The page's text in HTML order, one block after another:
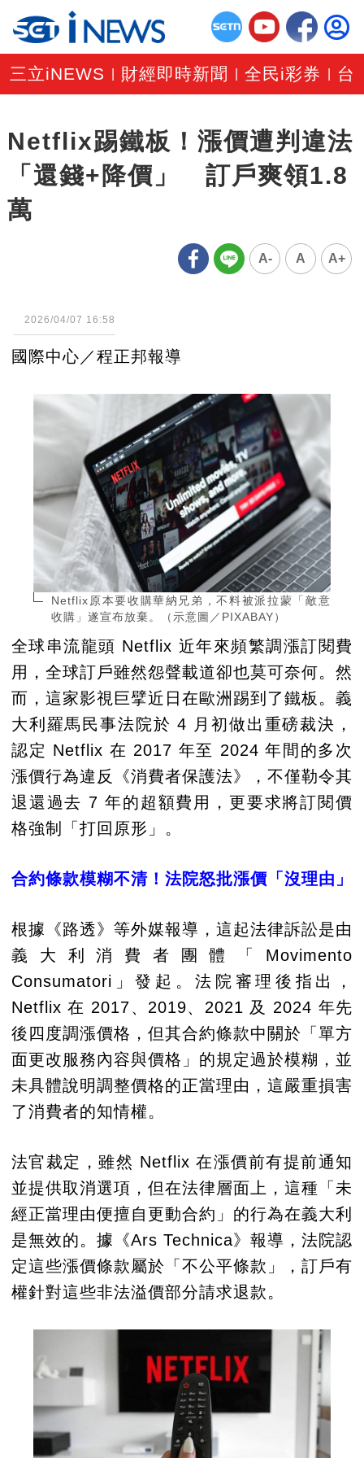
三立iNEWS 財經即時新聞 |全民i彩券 台
Netflix踢鐵板！漲價遭判違法
「還錢+降價」 訂戶爽領1.8
萬
A- A A+
2026/04/07 16:58
國際中心／程正邦報導
Netflix原本要收購華納兄弟，不料被派拉蒙「敵意
收購」遂宣布放棄。（示意圖／PIXABAY）
全球串流龍頭 Netflix 近年來頻繁調漲訂閱費
用，全球訂戶雖然怨聲載道卻也莫可奈何。然
而，這家影視巨擘近日在歐洲踢到了鐵板。義
大利羅馬民事法院於 4 月初做出重磅裁決，
認定 Netflix 在 2017 年至 2024 年間的多次
漲價行為違反《消費者保護法》，不僅勒令其
退還過去 7 年的超額費用，更要求將訂閱價
格強制「打回原形」。
合約條款模糊不清！法院怒批漲價「沒理由」
根據《路透》等外媒報導，這起法律訴訟是由
義大利消費者團體「Movimento
Consumatori」發起。法院審理後指出，
Netflix 在 2017、2019、2021 及 2024 年先
後四度調漲價格，但其合約條款中關於「單方
面更改服務內容與價格」的規定過於模糊，並
未具體說明調整價格的正當理由，這嚴重損害
了消費者的知情權。
法官裁定，雖然 Netflix 在漲價前有提前通知
並提供取消選項，但在法律層面上，這種「未
經正當理由便擅自更動合約」的行為在義大利
是無效的。據《Ars Technica》報導，法院認
定這些漲價條款屬於「不公平條款」，訂戶有
權針對這些非法溢價部分請求退款。